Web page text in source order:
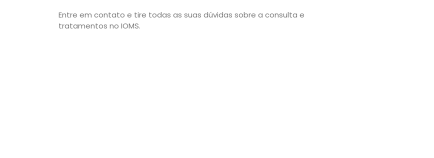
Entre em contato e tire todas as suas dúvidas sobre a consulta e
tratamentos no IOMS.